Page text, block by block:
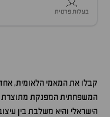
בעלות פרטית
קבלו את המאמי הלאומית,
המשפחתית המפנקת
הישראלי והיא משלבת בין